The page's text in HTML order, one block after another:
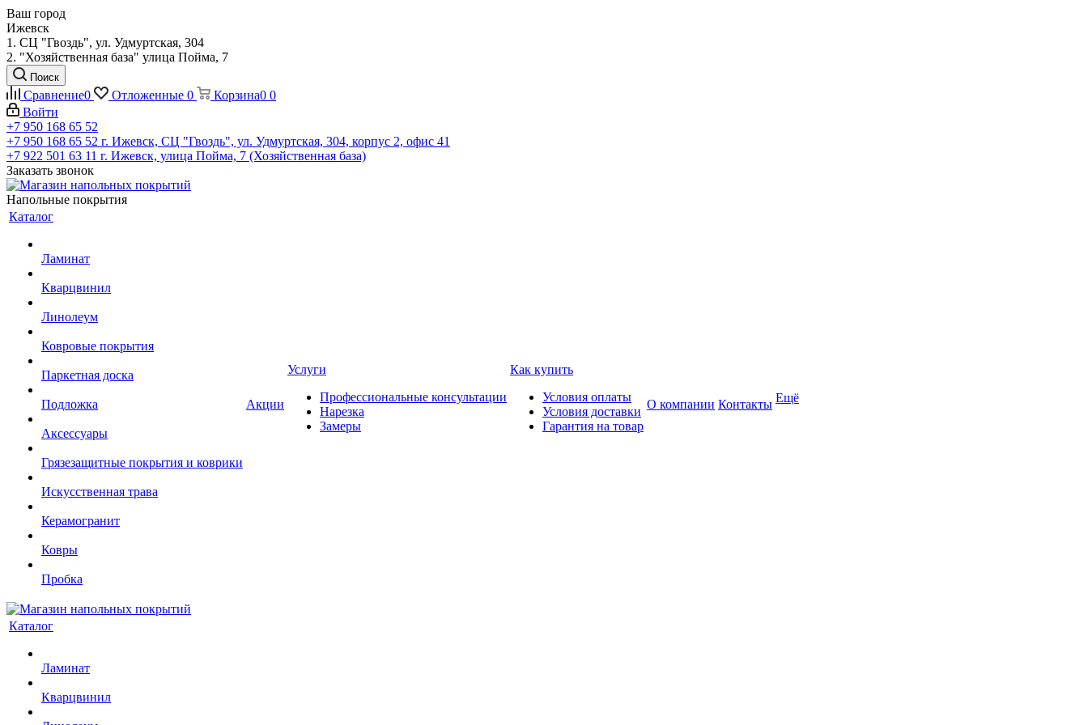
Ваш город
Ижевск
1. СЦ "Гвоздь", ул. Удмуртская, 304
2. "Хозяйственная база" улица Пойма, 7
Поиск
Сравнение0 Отложенные 0 Корзина0 0
Войти
+7 950 168 65 52
+7 950 168 65 52 г. Ижевск, СЦ "Гвоздь", ул. Удмуртская, 304, корпус 2, офис 41
+7 922 501 63 11 г. Ижевск, улица Пойма, 7 (Хозяйственная база)
Заказать звонок
Напольные покрытия
Каталог
Ламинат
Кварцвинил
Линолеум
Ковровые покрытия
Паркетная доска
Подложка
Аксессуары
Грязезащитные покрытия и коврики
Искусственная трава
Керамогранит
Ковры
Пробка
Акции
Услуги
Профессиональные консультации
Нарезка
Замеры
Как купить
Условия оплаты
Условия доставки
Гарантия на товар
О компании Контакты Ещё
Каталог
Ламинат
Кварцвинил